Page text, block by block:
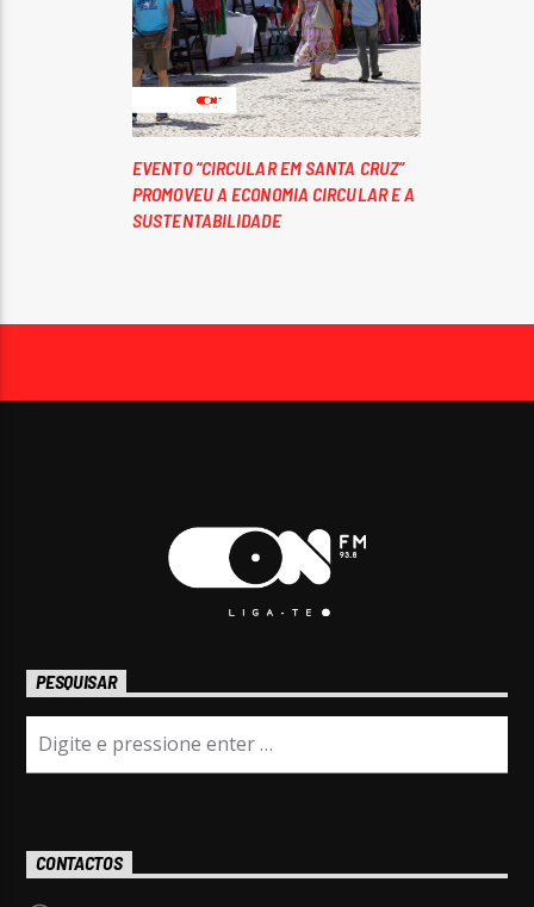
EVENTO “CIRCULAR EM SANTA CRUZ”
PROMOVEU A ECONOMIA CIRCULAR E A
SUSTENTABILIDADE
PESQUISAR
CONTACTOS